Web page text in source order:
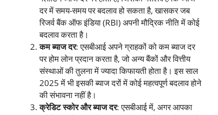
दर में समय-समय पर बदलाव हो सकता है, खासकर जब
रिजर्व बैंक ऑफ इंडिया (RBI) अपनी मौद्रिक नीति में कोई
बदलाव करता है।
कम ब्याज दर: एसबीआई अपने ग्राहकों को कम ब्याज दर
पर होम लोन प्रदान करता है, जो अन्य बैंकों और वित्तीय
संस्थाओं की तुलना में ज्यादा किफायती होता है। इस साल
2025 में भी इसकी ब्याज दरों में कोई महत्वपूर्ण बदलाव होने
की संभावना नहीं है।
क्रेडिट स्कोर और ब्याज दर: एसबीआई में, अगर आपका